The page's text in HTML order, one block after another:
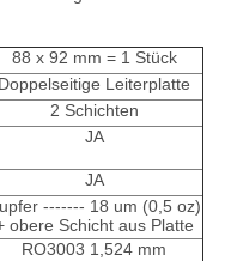
88 x 92 mm = 1 Stück
Doppelseitige Leiterplatte
2 Schichten
JA
JA
------- 18 um (0,5 oz)
obere Schicht aus Platte
RO3003 1,524 mm